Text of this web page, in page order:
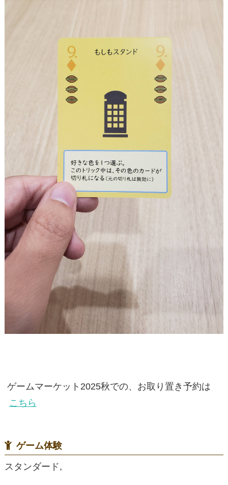
ゲームマーケット2025秋での、お取り置き予約は
こちら
ゲーム体験
スタンダード,